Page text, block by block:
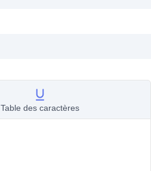
Table des caractères